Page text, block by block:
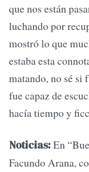
que nos están
luchando por
mostró lo que
estaba esta
matando, no sé si
fue capaz de
hacía tiempo y
Noticias:En
Facundo Arana,